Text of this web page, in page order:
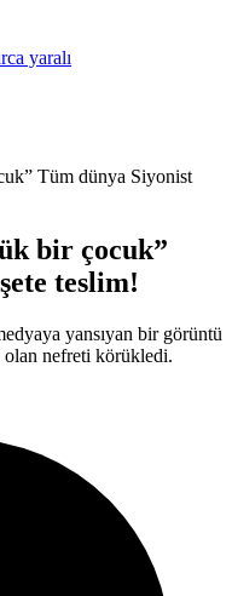
bıraktığı Filistinli
konusunda Çin’e karşı
Kaan’dan açıklama:
Tüm dünya Siyonist
bir çocuk”
teslim!
yansıyan bir görüntü
olan nefreti körükledi.